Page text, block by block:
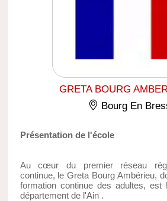
GRETA BOURG
Bourg En
Présentation de l'école
Au cœur du premier réseau
continue, le Greta Bourg Ambérieu,
formation continue des adultes,
département de l'Ain .